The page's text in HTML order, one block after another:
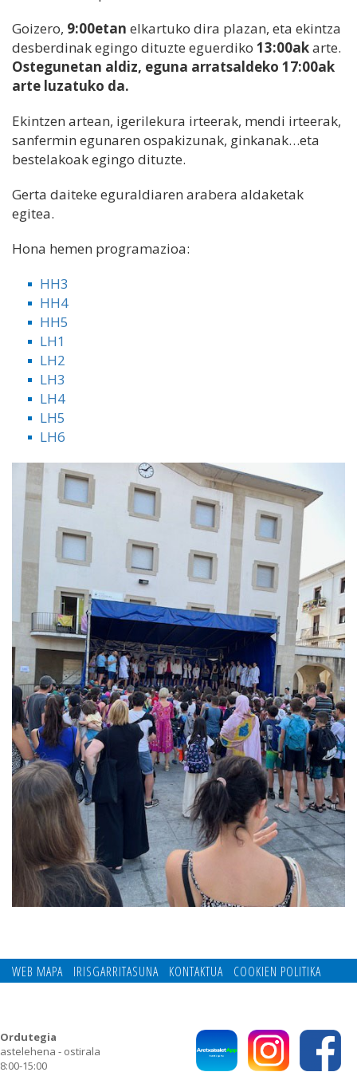
Goizero, 9:00etan elkartuko dira plazan, eta ekintza
desberdinak egingo dituzte eguerdiko 13:00akarte.
Ostegunetan aldiz, eguna arratsaldeko 17:00ak
arte luzatuko da.
Ekintzen artean, igerilekura irteerak, mendi irteerak,
sanfermin egunaren ospakizunak, ginkanak…eta
bestelakoak egingo dituzte.
Gerta daiteke eguraldiaren arabera aldaketak
egitea.
Hona hemen programazioa:
HH3
HH4
HH5
LH1
LH2
LH3
LH4
LH5
LH6
WEB MAPA IRISGARRITASUNA KONTAKTUA
COOKIEN POLITIKA
Ordutegia
astelehena - ostirala
8:00-15:00